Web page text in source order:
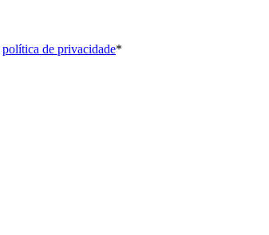
política de privacidade*